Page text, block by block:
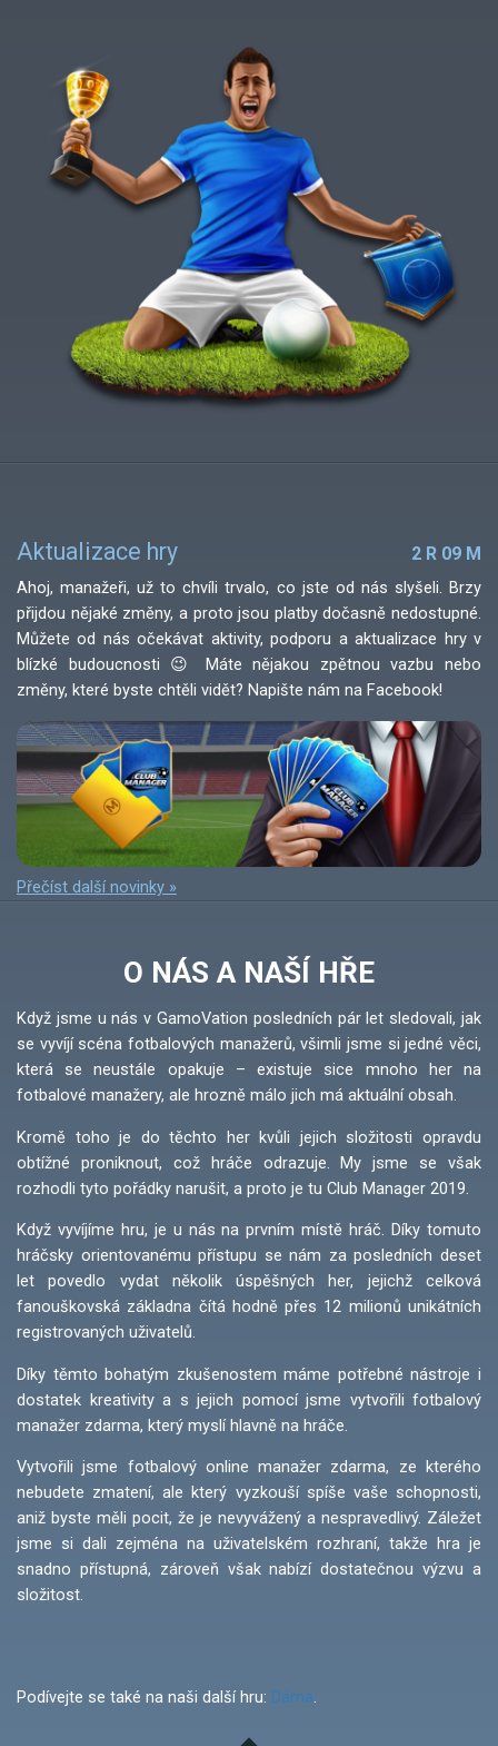
2 R 09 M
Aktualizace hry
Ahoj, manažeři, už to chvíli trvalo, co jste od nás slyšeli. Brzy
přijdou nějaké změny, a proto jsou platby dočasně nedostupné.
Můžete od nás očekávat aktivity, podporu a aktualizace hry v
blízké budoucnosti 😉 Máte nějakou zpětnou vazbu nebo
změny, které byste chtěli vidět? Napište nám na Facebook!
Přečíst další novinky »
O NÁS A NAŠÍ HŘE
Když jsme u nás v GamoVation posledních pár let sledovali, jak
se vyvíjí scéna fotbalových manažerů, všimli jsme si jedné věci,
která se neustále opakuje – existuje sice mnoho her na
fotbalové manažery, ale hrozně málo jich má aktuální obsah.
Kromě toho je do těchto her kvůli jejich složitosti opravdu
obtížné proniknout, což hráče odrazuje. My jsme se však
rozhodli tyto pořádky narušit, a proto je tu Club Manager 2019.
Když vyvíjíme hru, je u nás na prvním místě hráč. Díky tomuto
hráčsky orientovanému přístupu se nám za posledních deset
let povedlo vydat několik úspěšných her, jejichž celková
fanouškovská základna čítá hodně přes 12 milionů unikátních
registrovaných uživatelů.
Díky těmto bohatým zkušenostem máme potřebné nástroje i
dostatek kreativity a s jejich pomocí jsme vytvořili fotbalový
manažer zdarma, který myslí hlavně na hráče.
Vytvořili jsme fotbalový online manažer zdarma, ze kterého
nebudete zmatení, ale který vyzkouší spíše vaše schopnosti,
aniž byste měli pocit, že je nevyvážený a nespravedlivý. Záležet
jsme si dali zejména na uživatelském rozhraní, takže hra je
snadno přístupná, zároveň však nabízí dostatečnou výzvu a
složitost.
Podívejte se také na naši další hru: Dáma.